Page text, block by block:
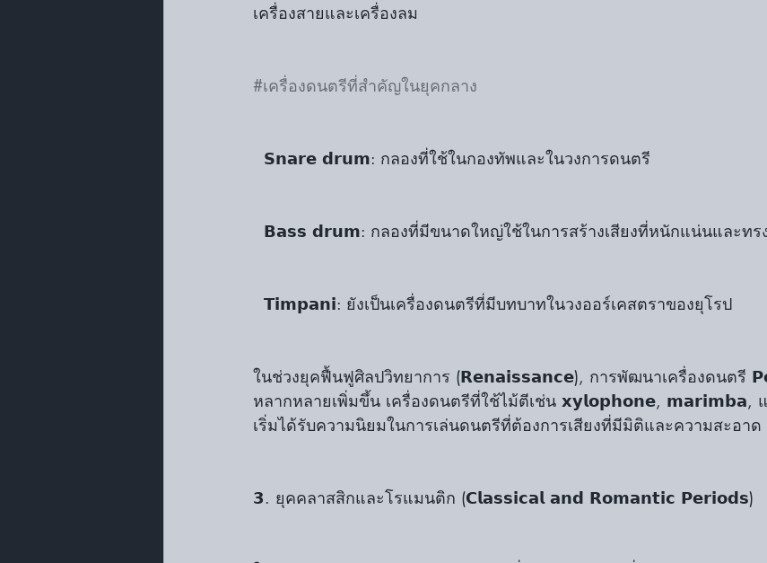
เครื่องสายและเครื่องลม
#เครื่องดนตรีที่สำคัญในยุคกลาง
𝗦𝗻𝗮𝗿𝗲 𝗱𝗿𝘂𝗺: กลองที่ใช้ในกองทัพและในวงการดนตรี
𝗕𝗮𝘀𝘀 𝗱𝗿𝘂𝗺: กลองที่มีขนาดใหญ่ใช้ในการสร้างเสียงที่หนักแน่นและทร
𝗧𝗶𝗺𝗽𝗮𝗻𝗶: ยังเป็นเครื่องดนตรีที่มีบทบาทในวงออร์เคสตราของยุโรป
ในช่วงยุคฟื้นฟูศิลปวิทยาการ (𝗥𝗲𝗻𝗮𝗶𝘀𝘀𝗮𝗻𝗰𝗲), การพัฒนาเครื่องดนตรี
หลากหลายเพิ่มขึ้น เครื่องดนตรีที่ใช้ไม้ตีเช่น 𝘅𝘆𝗹𝗼𝗽𝗵𝗼𝗻𝗲, 𝗺𝗮𝗿𝗶𝗺𝗯𝗮,
เริ่มได้รับความนิยมในการเล่นดนตรีที่ต้องการเสียงที่มีมิติและความสะอาด
𝟯. ยุคคลาสสิกและโรแมนติก (𝗖𝗹𝗮𝘀𝘀𝗶𝗰𝗮𝗹 𝗮𝗻𝗱 𝗥𝗼𝗺𝗮𝗻𝘁𝗶𝗰 𝗣𝗲𝗿𝗶𝗼𝗱𝘀)